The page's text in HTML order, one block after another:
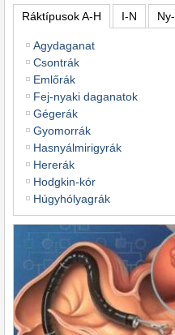
Ráktípusok A-H I-N
Agydaganat
Csontrák
Emlőrák
Fej-nyaki daganatok
Gégerák
Gyomorrák
Hasnyálmirigyrák
Hererák
Hodgkin-kór
Húgyhólyagrák